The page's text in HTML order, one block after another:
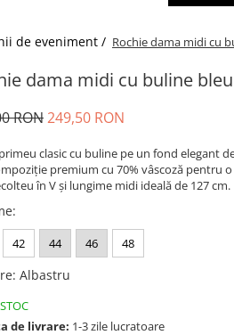
de eveniment / Rochie dama midi cu
dama midi cu buline
RON249,50 RON
clasic cu buline pe un fond elegant
premium cu 70% vâscoză pentru
în V și lungime midi ideală de 127 cm.
:
42 44 46 48
: Albastru
de livrare: 1-3 zile lucratoare